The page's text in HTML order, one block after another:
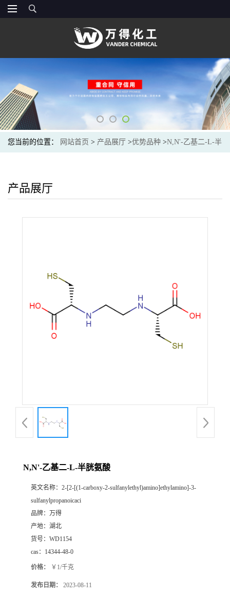
您当前的位置： 网站首页 > 产品展厅 >优势品种 >N,N'-乙基二-L-半
产品展厅
N,N'-乙基二-L-半胱氨酸
英文名称： 2-[2-[(1-carboxy-2-sulfanylethyl)amino]ethylamino]-3-
sulfanylpropanoicaci
品牌： 万得
产地： 湖北
货号： WD1154
cas： 14344-48-0
价格： ￥1/千克
发布日期： 2023-08-11